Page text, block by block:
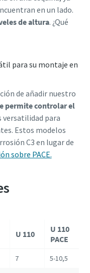
en un lado.
de altura. ¿Qué
para su montaje en
de añadir nuestro
permite controlar el
versatilidad para
Estos modelos
C3 en lugar de
sobre PACE.
U 110
U 110
PACE
7 5-10,5